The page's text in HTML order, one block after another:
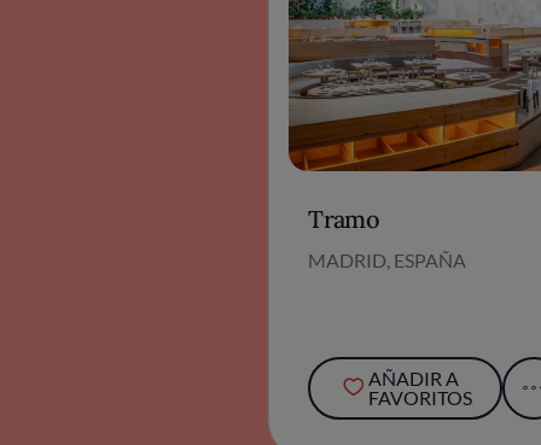
Tramo
MADRID, ESPAÑA
AÑADIR A
FAVORITOS